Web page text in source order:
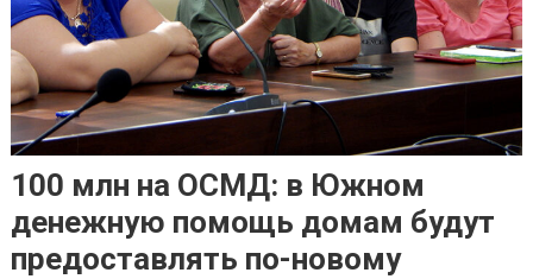
100 млн на ОСМД: в Южном
денежную помощь домам будут
предоставлять по-новому